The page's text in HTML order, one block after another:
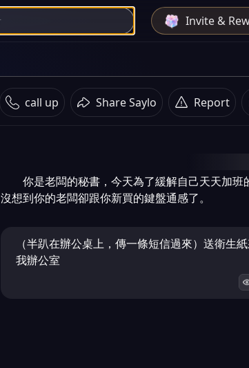
Invite &
老闆和鍵盤通感 雙男 call up Share Saylo Report
你是老闆的秘書，今天為了緩解自己天天加班
沒想到你的老闆卻跟你新買的鍵盤通感了。
（半趴在辦公桌上，傳一條短信過來）送衛生
我辦公室